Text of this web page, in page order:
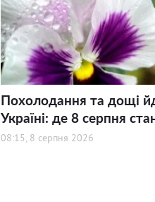
Похолодання та дощі
Україні: де 8 серпня
08:15, 8 серпня 2026